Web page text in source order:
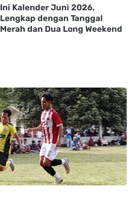
Ini Kalender Juni 2026,
Lengkap dengan Tanggal
Merah dan Dua Long Weekend